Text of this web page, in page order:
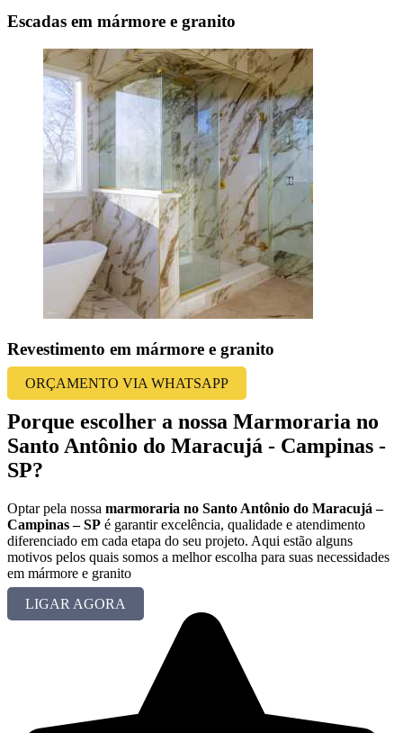
Escadas em mármore e granito
Revestimento em mármore e granito
ORÇAMENTO VIA WHATSAPP
Porque escolher a nossa Marmoraria no
Santo Antônio do Maracujá - Campinas -
SP?
Optar pela nossa marmoraria no Santo Antônio do Maracujá –
Campinas – SP é garantir excelência, qualidade e atendimento
diferenciado em cada etapa do seu projeto. Aqui estão alguns
motivos pelos quais somos a melhor escolha para suas necessidades
em mármore e granito
LIGAR AGORA